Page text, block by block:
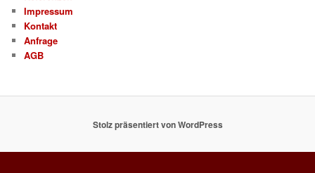
Impressum
Kontakt
Anfrage
AGB
Stolz präsentiert von WordPress